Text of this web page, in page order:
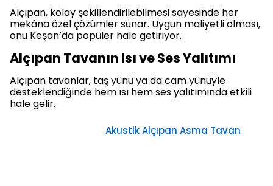
Alçıpan, kolay şekillendirilebilmesi sayesinde her
mekâna özel çözümler sunar. Uygun maliyetli olması,
onu Keşan’da popüler hale getiriyor.
Alçıpan Tavanın Isı ve Ses Yalıtımı
Alçıpan tavanlar, taş yünü ya da cam yünüyle
desteklendiğinde hem ısı hem ses yalıtımında etkili
hale gelir.
Akustik Alçıpan Asma Tavan